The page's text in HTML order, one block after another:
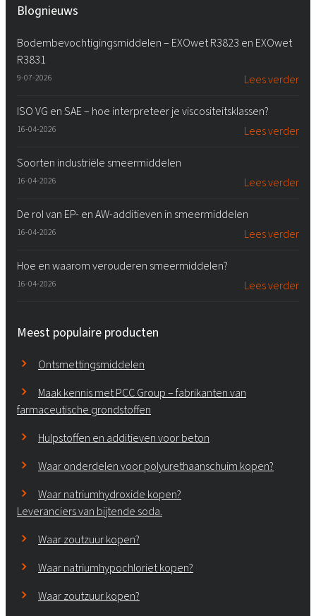
Blognieuws
Bodembevochtigingsmiddelen – EXOwet R3823 en EXOwet
R3831
9-07-2026 Lees verder
ISO VG en SAE – hoe interpreteer je viscositeitsklassen?
16-04-2026 Lees verder
Soorten industriële smeermiddelen
16-04-2026 Lees verder
De rol van EP- en AW-additieven in smeermiddelen
16-04-2026 Lees verder
Hoe en waarom verouderen smeermiddelen?
16-04-2026 Lees verder
Meest populaire producten
Ontsmettingsmiddelen
Maak kennis met PCC Group – fabrikanten van
farmaceutische grondstoffen
Hulpstoffen en additieven voor beton
Waar onderdelen voor polyurethaanschuim kopen?
Waar natriumhydroxide kopen?
Leveranciers van bijtende soda.
Waar zoutzuur kopen?
Waar natriumhypochloriet kopen?
Waar zoutzuur kopen?